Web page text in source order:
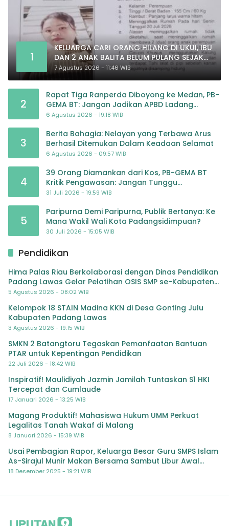
1
KELUARGA CARI ORANG HILANG DI UKUI, IBU
DAN 2 ANAK BALITA BELUM PULANG SEJAK
20 JULI 2026
7 Agustus 2026 - 11:46 WIB
2
Rapat Tiga Ranperda Diboyong ke Medan, PB-
GEMA BT: Jangan Jadikan APBD Ladang
Pembiayaan yang Tak Perlu
6 Agustus 2026 - 19:18 WIB
3
Berita Bahagia: Nelayan yang Terbawa Arus
Berhasil Ditemukan Dalam Keadaan Selamat
6 Agustus 2026 - 09:57 WIB
4
39 Orang Diamankan dari Kos, PB-GEMA BT
Kritik Pengawasan: Jangan Tunggu
Masyarakat Bergerak Baru Negara Bertindak
31 Juli 2026 - 19:59 WIB
5
Paripurna Demi Paripurna, Publik Bertanya: Ke
Mana Wakil Wali Kota Padangsidimpuan?
30 Juli 2026 - 15:05 WIB
Pendidikan
Hima Palas Riau Berkolaborasi dengan Dinas Pendidikan
Padang Lawas Gelar Pelatihan OSIS SMP se-Kabupaten
Padang Lawas
5 Agustus 2026 - 08:02 WIB
Kelompok 18 STAIN Madina KKN di Desa Gonting Julu
Kabupaten Padang Lawas
3 Agustus 2026 - 19:15 WIB
SMKN 2 Batangtoru Tegaskan Pemanfaatan Bantuan
PTAR untuk Kepentingan Pendidikan
22 Juli 2026 - 18:42 WIB
Inspiratif! Maulidiyah Jazmin Jamilah Tuntaskan S1 HKI
Tercepat dan Cumlaude
17 Januari 2026 - 13:25 WIB
Magang Produktif! Mahasiswa Hukum UMM Perkuat
Legalitas Tanah Wakaf di Malang
8 Januari 2026 - 15:39 WIB
Usai Pembagian Rapor, Keluarga Besar Guru SMPS Islam
As-Sirajul Munir Makan Bersama Sambut Libur Awal
Semester
18 Desember 2025 - 19:21 WIB